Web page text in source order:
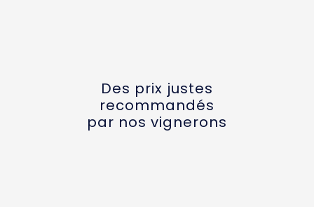
Des prix justes
recommandés
par nos vignerons